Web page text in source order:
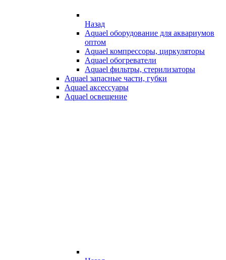
Назад
Aquael оборудование для аквариумов
оптом
Aquael компрессоры, циркуляторы
Aquael обогреватели
Aquael фильтры, стерилизаторы
Aquael запасные части, губки
Aquael аксессуары
Aquael освещение